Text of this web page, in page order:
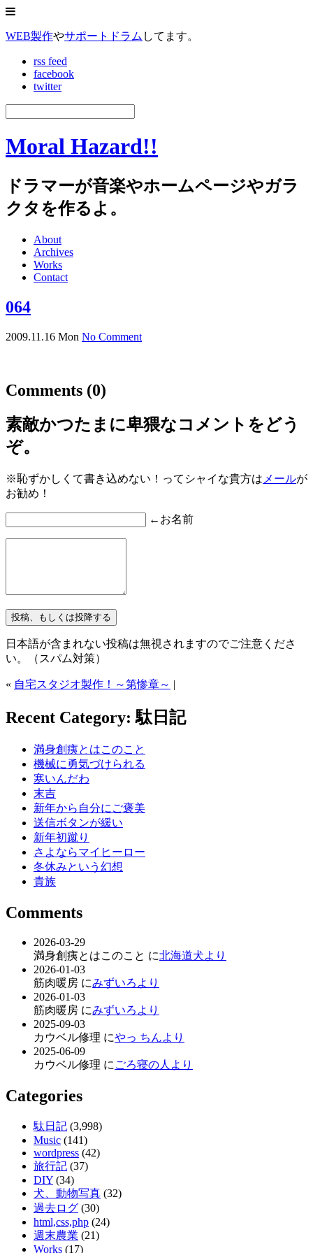
WEB製作やサポートドラム してます。
rss feed
facebook
twitter
Moral Hazard!!
ドラマーが音楽やホームページやガラ
クタを作るよ。
About
Archives
Works
Contact
064
2009.11.16 Mon No Comment
Comments (0)
素敵かつたまに卑猥なコメントをどう
ぞ。
※恥ずかしくて書き込めない！ってシャイな貴方は メールが
お勧め！
←お名前
日本語が含まれない投稿は無視されますのでご注意くださ
い。（スパム対策）
« 自宅スタジオ製作！～第惨章～ |
Recent Category: 駄日記
満身創痍とはこのこと
機械に勇気づけられる
寒いんだわ
末吉
新年から自分にご褒美
送信ボタンが緩い
新年初蹴り
さよならマイヒーロー
冬休みという幻想
貴族
Comments
2026-03-29
満身創痍とはこのこと に北海道犬より
2026-01-03
筋肉暖房 にみずいろより
2026-01-03
筋肉暖房 にみずいろより
2025-09-03
カウベル修理 にやっ ちんより
2025-06-09
カウベル修理 に ごろ寝の人より
Categories
駄日記 (3,998)
Music (141)
wordpress (42)
旅行記 (37)
DIY (34)
犬、動物写真 (32)
過去ログ (30)
html,css,php (24)
週末農業 (21)
Works (17)